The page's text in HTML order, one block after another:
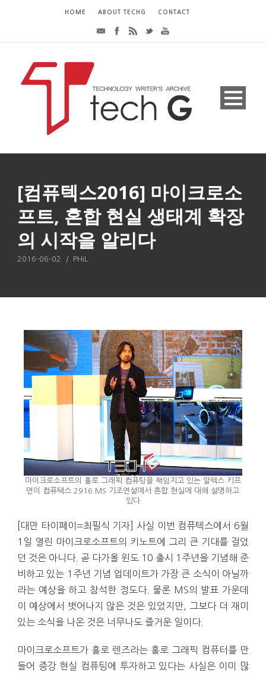
HOME ABOUT TECHG CONTACT
[컴퓨텍스2016] 마이크로소
프트, 혼합 현실 생태계 확장
의 시작을 알리다
2016-06-02 / PHiL
마이크로소프트의 홀로 그래픽 컴퓨팅을 책임지고 있는 알렉스 키프
먼이 컴퓨텍스 2916 MS 기조연설에서 혼합 현실에 대해 설명하고
있다
[대만 타이페이=최필식 기자] 사실 이번 컴퓨텍스에서 6월
1일 열린 마이크로소프트의 키노트에 그리 큰 기대를 걸었
던 것은 아니다. 곧 다가올 윈도 10 출시 1주년을 기념해 준
비하고 있는 1주년 기념 업데이트가 가장 큰 소식이 아닐까
라는 예상을 하고 참석한 정도다. 물론 MS의 발표 가운데
이 예상에서 벗어나지 않은 것은 있었지만, 그보다 더 재미
있는 소식을 나온 것은 너무나도 즐거운 일이다.
마이크로소프트가 홀로 렌즈라는 홀로 그래픽 컴퓨터를 만
들어 증강 현실 컴퓨팅에 투자하고 있다는 사실은 이미 많